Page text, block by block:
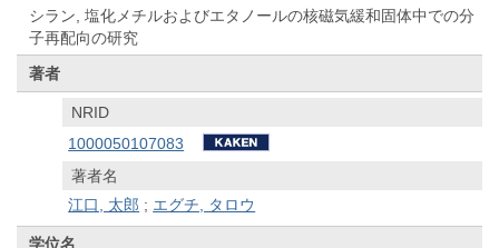
シラン, 塩化メチルおよびエタノールの核磁気緩和固体中での分
子再配向の研究
著者
NRID
1000050107083
著者名
江口, 太郎 ; エグチ, タロウ
学位名